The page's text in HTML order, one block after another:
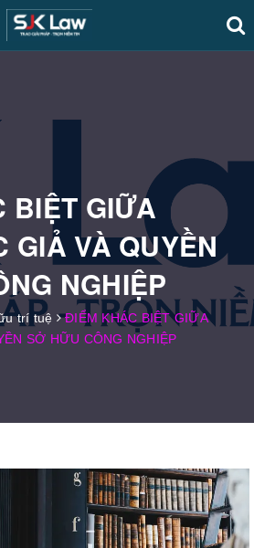
BIỆT GIỮA
GIẢ VÀ QUYỀN
NGHIỆP
trí tuệ
ĐIỂM KHÁC BIỆT GIỮA
SỞ HỮU CÔNG NGHIỆP